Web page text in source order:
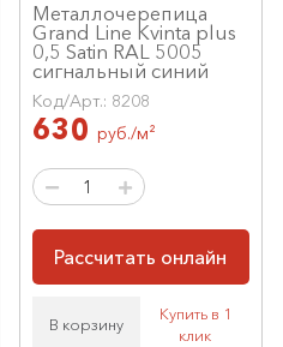
Металлочерепица
Grand Line Kvinta plus
0,5 Satin RAL 5005
сигнальный синий
Код/Арт.: 8208
630 руб./м²
Рассчитать онлайн
В корзину
Купить в 1
клик